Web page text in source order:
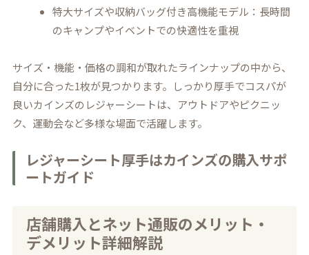
特大サイズや収納バッグ付き高機能モデル：長時間
のキャンプやイベントでの快適性を重視
サイズ・機能・価格の調和が取れたラインナップの中から、
自分に合った1枚が見つかります。しっかり厚手でコスパが
良いカインズのレジャーシートは、アウトドアやピクニッ
ク、運動会など多様な場面で活躍します。
レジャーシート厚手はカインズの購入サポ
ートガイド
店舗購入とネット通販のメリット・
デメリット詳細解説